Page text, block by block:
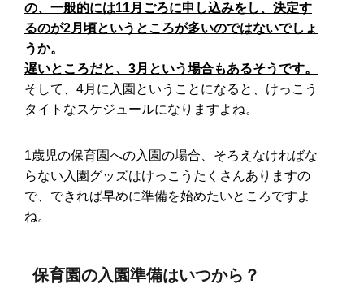
の、一般的には11月ごろに申し込みをし、決定す
るのが2月頃というところが多いのではないでしょ
うか。
遅いところだと、3月という場合もあるそうです。
そして、4月に入園ということになると、けっこう
タイトなスケジュールになりますよね。
1歳児の保育園への入園の場合、そろえなければな
らない入園グッズはけっこうたくさんありますの
で、できれば早めに準備を始めたいところですよ
ね。
保育園の入園準備はいつから？